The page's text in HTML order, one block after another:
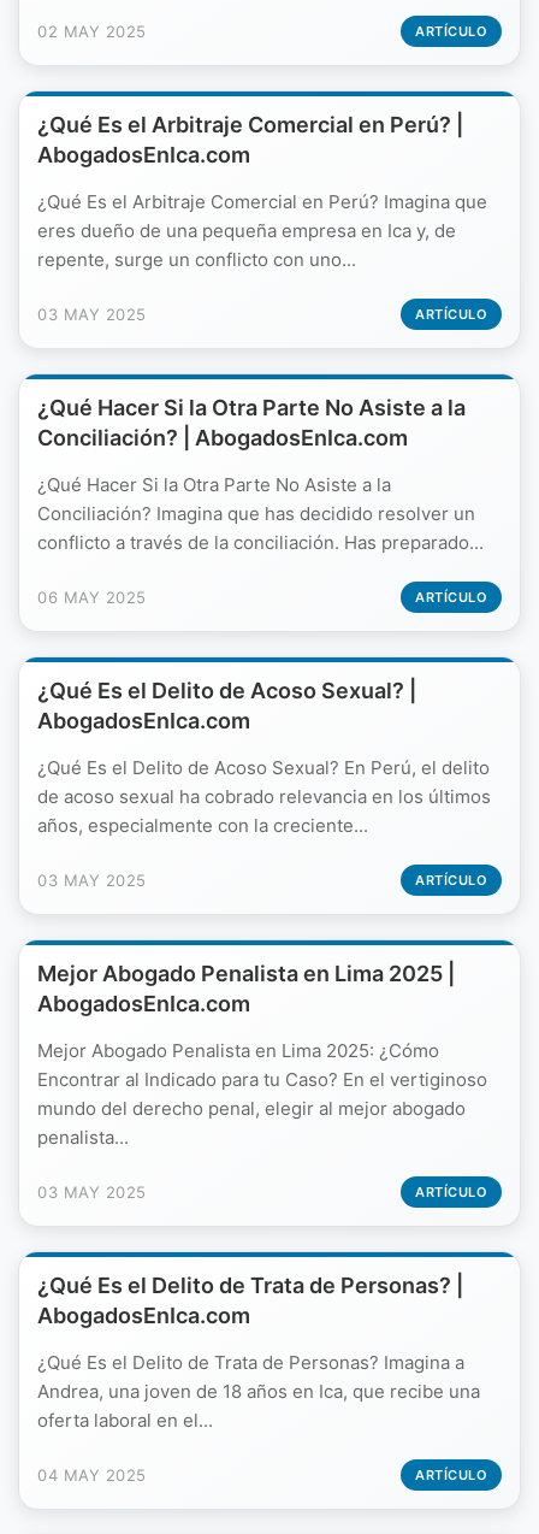
02 MAY 2025 ARTÍCULO
¿Qué Es el Arbitraje Comercial en Perú? |
AbogadosEnIca.com
¿Qué Es el Arbitraje Comercial en Perú? Imagina que
eres dueño de una pequeña empresa en Ica y, de
repente, surge un conflicto con uno...
03 MAY 2025 ARTÍCULO
¿Qué Hacer Si la Otra Parte No Asiste a la
Conciliación? | AbogadosEnIca.com
¿Qué Hacer Si la Otra Parte No Asiste a la
Conciliación? Imagina que has decidido resolver un
conflicto a través de la conciliación. Has preparado...
06 MAY 2025 ARTÍCULO
¿Qué Es el Delito de Acoso Sexual? |
AbogadosEnIca.com
¿Qué Es el Delito de Acoso Sexual? En Perú, el delito
de acoso sexual ha cobrado relevancia en los últimos
años, especialmente con la creciente...
03 MAY 2025 ARTÍCULO
Mejor Abogado Penalista en Lima 2025 |
AbogadosEnIca.com
Mejor Abogado Penalista en Lima 2025: ¿Cómo
Encontrar al Indicado para tu Caso? En el vertiginoso
mundo del derecho penal, elegir al mejor abogado
penalista...
03 MAY 2025 ARTÍCULO
¿Qué Es el Delito de Trata de Personas? |
AbogadosEnIca.com
¿Qué Es el Delito de Trata de Personas? Imagina a
Andrea, una joven de 18 años en Ica, que recibe una
oferta laboral en el...
04 MAY 2025 ARTÍCULO